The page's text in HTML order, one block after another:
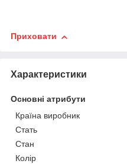
Приховати
Характеристики
Основні атрибути
Країна виробник
Стать
Стан
Колір